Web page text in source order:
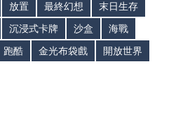
放置 最終幻想
末日生存
沉浸式卡牌 沙盒
海戰
跑酷 金光布袋戲
開放世界